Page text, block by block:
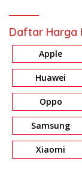
Daftar Harga
Apple
Huawei
Oppo
Samsung
Xiaomi